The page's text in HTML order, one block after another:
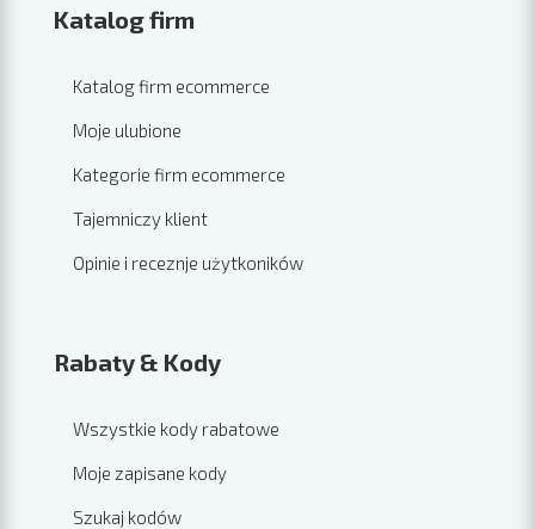
Katalog firm
Katalog firm ecommerce
Moje ulubione
Kategorie firm ecommerce
Tajemniczy klient
Opinie i receznje użytkoników
Rabaty & Kody
Wszystkie kody rabatowe
Moje zapisane kody
Szukaj kodów